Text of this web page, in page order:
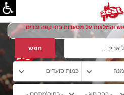
והמלצות על מסעדות בתי קפה וברים